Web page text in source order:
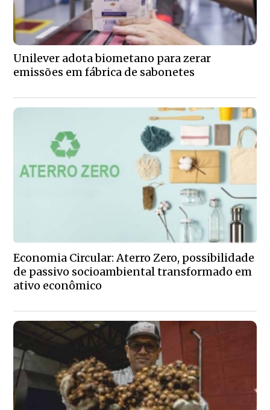
Unilever adota biometano para zerar
emissões em fábrica de sabonetes
Economia Circular: Aterro Zero, possibilidade
de passivo socioambiental transformado em
ativo econômico